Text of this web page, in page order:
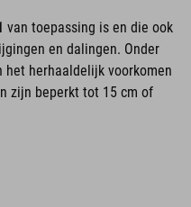
van toepassing is en die ook
en dalingen. Onder
herhaaldelijk voorkomen
zijn beperkt tot 15 cm of